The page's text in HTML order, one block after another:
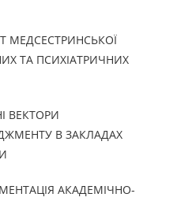
МЕДСЕСТРИНСЬКОЇ
ТА ПСИХІАТРИЧНИХ
ВЕКТОРИ
В ЗАКЛАДАХ
АКАДЕМІЧНО-